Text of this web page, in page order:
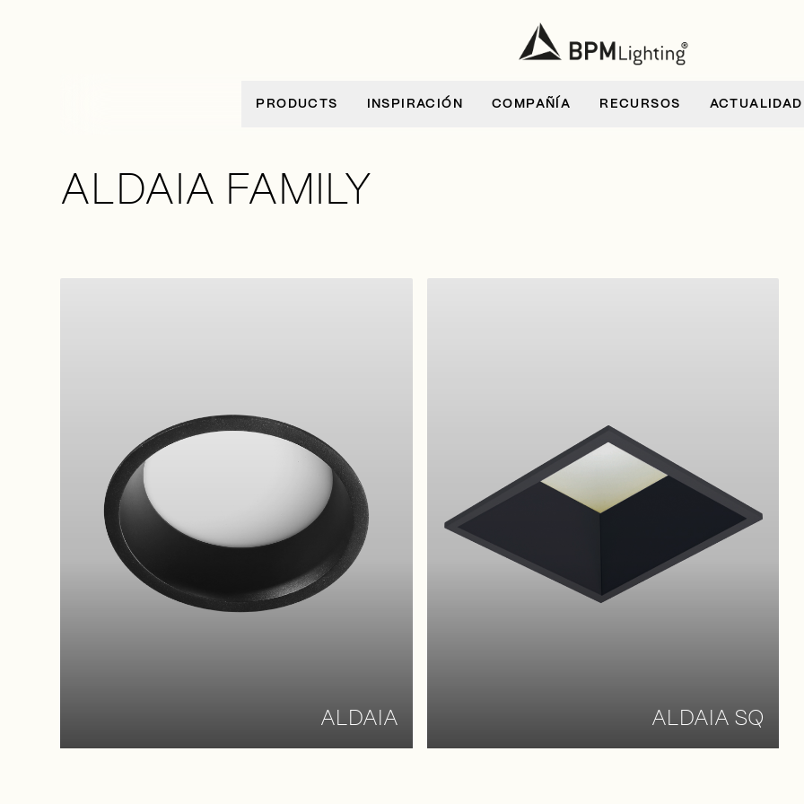
PRODUCTS INSPIRACIÓN COMPAÑÍA RECURSOS ACTUALIDAD
ALDAIA FAMILY
ALDAIA ALDAIA SQ